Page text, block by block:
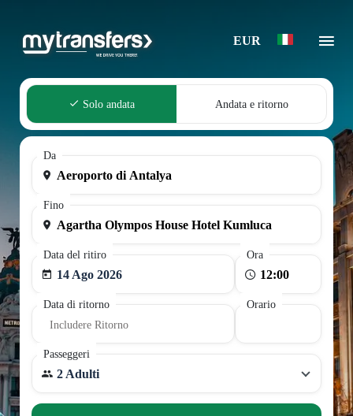
EUR
Solo andata Andata e ritorno
Da
Fino
Data del ritiro
14 Ago 2026
Ora
Data di ritorno
Includere Ritorno
Orario
Passeggeri
2 Adulti